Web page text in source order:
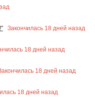
Закончилась 18 дней назад
18 дней назад
18 дней назад
18 дней назад